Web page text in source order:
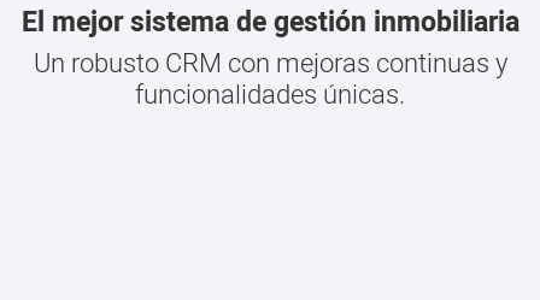
El mejor sistema de gestión inmobiliaria
Un robusto CRM con mejoras continuas y
funcionalidades únicas.